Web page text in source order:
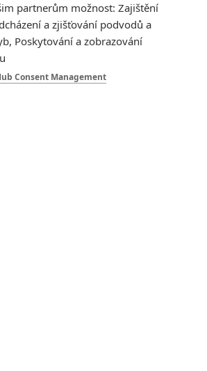
20:14
trailer představuje akční fantasy
den – Podle recenzí máme čekat
partnerům možnost: Zajištění
a zjišťování podvodů a
Poskytování a zobrazování
Consent Management